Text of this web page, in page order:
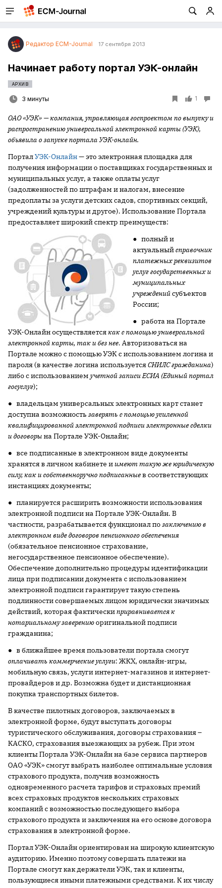
Редактор ECM-Journal 17 сентября 2013
Начинает работу портал УЭК-онлайн
АРХИВ
3 минуты 1
ОАО «УЭК» — компания, управляющая госпроектом по выпуску и
распространению универсальной электронной карты (УЭК),
объявила о запуске портала УЭК-онлайн.
ПорталУЭК-Онлайн— это электронная площадка для
получения информации о поставщиках государственных и
муниципальных услуг, а также оплаты услуг
(задолженностей по штрафам и налогам, внесение
предоплаты за услуги детских садов, спортивных секций,
учреждений культуры и другое). Использование Портала
предоставляет широкий спектр преимуществ:
● полный и
актуальныйсправочник
платежных реквизитов
услуг государственных и
муниципальных
учрежденийсубъектов
России;
● работа на Портале
УЭК-Онлайн осуществляетсякак с помощью универсальной
электронной карты, так и без нее. Авторизоваться на
Портале можно с помощью УЭК с использованием логина и
пароля (в качестве логина используетсяСНИЛС гражданина)
либо с использованием учетной записи ЕСИА (Единый портал
госуслуг);
● владельцам универсальных электронных карт станет
доступна возможность заверять с помощьюусиленной
квалифицированной электронной подписи электронные сделки
и договорына Портале УЭК-Онлайн;
● все подписанные в электронном виде документы
хранятся в личном кабинете иимеют такую же юридическую
силу, как и собственноручно подписанныев соответствующих
инстанциях документы;
● планируется расширить возможности использования
электронной подписи на Портале УЭК-Онлайн. В
частности, разрабатывается функционал позаключению в
электронном виде договоров пенсионного обеспечения
(обязательное пенсионное страхование,
негосударственное пенсионное обеспечение).
Обеспечение дополнительно процедуры идентификации
лица при подписании документа с использованием
электронной подписи гарантирует такую степень
подлинности совершаемых лицом юридически значимых
действий, которая фактическиприравнивается к
нотариальному заверениюоригинальной подписи
гражданина;
● в ближайшее время пользователи портала смогут
оплачивать коммерческие услуги: ЖКХ, онлайн-игры,
мобильную связь, услуги интернет-магазинов и интернет-
провайдеров и др. Возможна будет и дистанционная
покупка транспортных билетов.
В качестве пилотных договоров, заключаемых в
электронной форме, будут выступать договоры
туристического обслуживания, договоры страхования –
КАСКО, страхования выезжающих за рубеж. При этом
клиенты Портала УЭК-Онлайн на базе сервиса партнеров
ОАО «УЭК» смогут выбрать наиболее оптимальные условия
страхового продукта, получив возможность
одновременного расчета тарифов и страховых премий
всех страховых продуктов нескольких страховых
компаний с возможностью последующего выбора
страхового продукта и заключения на его основе договора
страхования в электронной форме.
Портал УЭК-Онлайн ориентирован на широкую клиентскую
аудиторию. Именно поэтому совершать платежи на
Портале смогут как держатели УЭК, так и клиенты,
пользующиеся иными платежными средствами. К их числу